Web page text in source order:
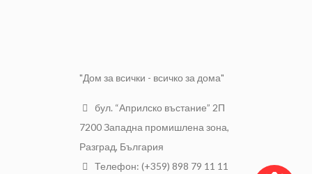
"Дом за всички - всичко за дома"
бул. “Априлско въстание” 2П
7200 Западна промишлена зона,
Разград, България
Телефон: (+359) 898 79 11 11